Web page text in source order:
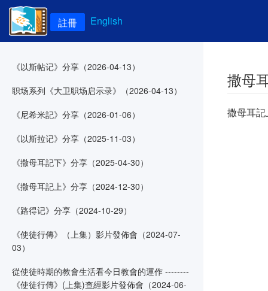
註冊 English
《以斯帖记》分享（2026-04-13）
职场系列《大卫职场启示录》（2026-04-13）
《尼希米記》分享（2026-01-06）
《以斯拉记》分享（2025-11-03）
《撒母耳記下》分享（2025-04-30）
《撒母耳記上》分享（2024-12-30）
《路得记》分享（2024-10-29）
《使徒行傳》（上集）影片發佈會（2024-07-
03）
從使徒時期的教會生活看今日教會的運作 --------
《使徒行傳》(上集)查經影片發佈會（2024-06-
撒母
撒母耳